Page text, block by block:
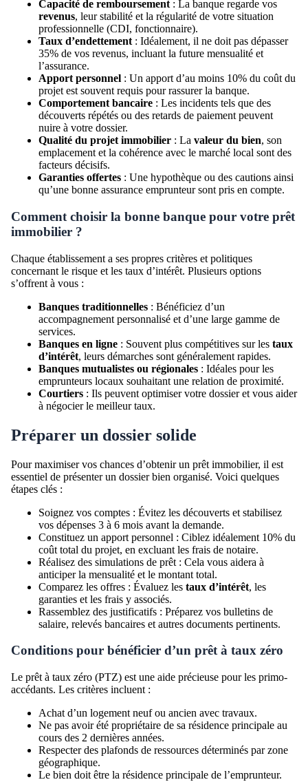
Capacité de remboursement: La banque regarde vos
revenus, leur stabilité et la régularité de votre situation
professionnelle (CDI, fonctionnaire).
Taux d’endettement: Idéalement, il ne doit pas dépasser
35% de vos revenus, incluant la future mensualité et
l’assurance.
Apport personnel : Un apport d’au moins 10% du coût du
projet est souvent requis pour rassurer la banque.
Comportement bancaire : Les incidents tels que des
découverts répétés ou des retards de paiement peuvent
nuire à votre dossier.
Qualité du projet immobilier : La valeur du bien, son
emplacement et la cohérence avec le marché local sont des
facteurs décisifs.
Garanties offertes : Une hypothèque ou des cautions ainsi
qu’une bonne assurance emprunteur sont pris en compte.
Comment choisir la bonne banque pour votre prêt
immobilier ?
Chaque établissement a ses propres critères et politiques
concernant le risque et les taux d’intérêt. Plusieurs options
s’offrent à vous :
Banques traditionnelles : Bénéficiez d’un
accompagnement personnalisé et d’une large gamme de
services.
Banques en ligne : Souvent plus compétitives sur les taux
d’intérêt, leurs démarches sont généralement rapides.
Banques mutualistes ou régionales : Idéales pour les
emprunteurs locaux souhaitant une relation de proximité.
Courtiers : Ils peuvent optimiser votre dossier et vous aider
à négocier le meilleur taux.
Préparer un dossier solide
Pour maximiser vos chances d’obtenir un prêt immobilier, il est
essentiel de présenter un dossier bien organisé. Voici quelques
étapes clés :
Soignez vos comptes : Évitez les découverts et stabilisez
vos dépenses 3 à 6 mois avant la demande.
Constituez un apport personnel : Ciblez idéalement 10% du
coût total du projet, en excluant les frais de notaire.
Réalisez des simulations de prêt : Cela vous aidera à
anticiper la mensualité et le montant total.
Comparez les offres : Évaluez les taux d’intérêt, les
garanties et les frais y associés.
Rassemblez des justificatifs : Préparez vos bulletins de
salaire, relevés bancaires et autres documents pertinents.
Conditions pour bénéficier d’un prêt à taux zéro
Le prêt à taux zéro (PTZ) est une aide précieuse pour les primo-
accédants. Les critères incluent :
Achat d’un logement neuf ou ancien avec travaux.
Ne pas avoir été propriétaire de sa résidence principale au
cours des 2 dernières années.
Respecter des plafonds de ressources déterminés par zone
géographique.
Le bien doit être la résidence principale de l’emprunteur.